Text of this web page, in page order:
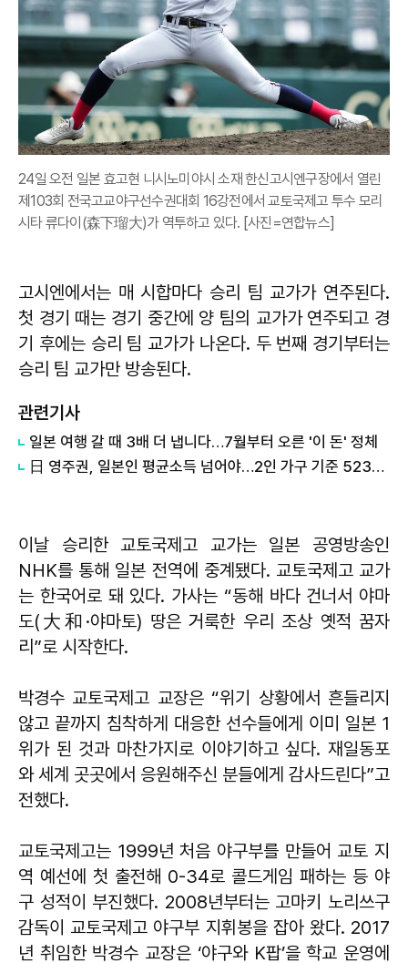
24일 오전 일본 효고현 니시노미야시 소재 한신고시엔구장에서 열린
제103회 전국고교야구선수권대회 16강전에서 교토국제고 투수 모리
시타 류다이(森下瑠大)가 역투하고 있다. [사진=연합뉴스]
고시엔에서는 매 시합마다 승리 팀 교가가 연주된다.
첫 경기 때는 경기 중간에 양 팀의 교가가 연주되고 경
기 후에는 승리 팀 교가가 나온다. 두 번째 경기부터는
승리 팀 교가만 방송된다.
관련기사
일본 여행 갈 때 3배 더 냅니다…7월부터 오른 '이 돈' 정체
日 영주권, 일본인 평균소득 넘어야…2인 가구 기준 5230만원 전망
이날 승리한 교토국제고 교가는 일본 공영방송인
NHK를 통해 일본 전역에 중계됐다. 교토국제고 교가
는 한국어로 돼 있다. 가사는 “동해 바다 건너서 야마
도(大和·야마토) 땅은 거룩한 우리 조상 옛적 꿈자
리”로 시작한다.
박경수 교토국제고 교장은 “위기 상황에서 흔들리지
않고 끝까지 침착하게 대응한 선수들에게 이미 일본 1
위가 된 것과 마찬가지로 이야기하고 싶다. 재일동포
와 세계 곳곳에서 응원해주신 분들에게 감사드린다”고
전했다.
교토국제고는 1999년 처음 야구부를 만들어 교토 지
역 예선에 첫 출전해 0-34로 콜드게임 패하는 등 야
구 성적이 부진했다. 2008년부터는 고마키 노리쓰구
감독이 교토국제고 야구부 지휘봉을 잡아 왔다. 2017
년 취임한 박경수 교장은 ‘야구와 K팝’을 학교 운영에